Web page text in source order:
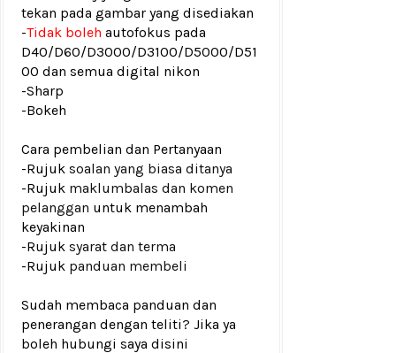
tekan pada gambar yang disediakan
-Tidak boleh autofokus pada
D40/D60/D3000/D3100/D5000/D51
00 dan semua digital nikon
-Sharp
-Bokeh
Cara pembelian dan Pertanyaan
-Rujuk soalan yang biasa ditanya
-Rujuk maklumbalas dan komen
pelanggan untuk menambah
keyakinan
-Rujuk syarat dan terma
-Rujuk panduan membeli
Sudah membaca panduan dan
penerangan dengan teliti? Jika ya
boleh hubungi saya disini